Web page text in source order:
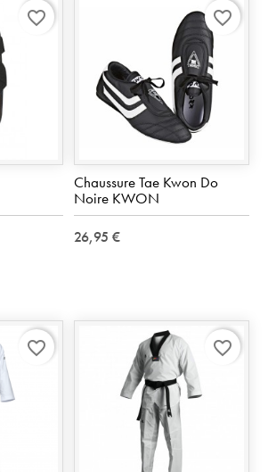
favorite_border
Chaussure Tae Kwon Do
Noire KWON
26,95 €
favorite_border
favorite_border favorite_border